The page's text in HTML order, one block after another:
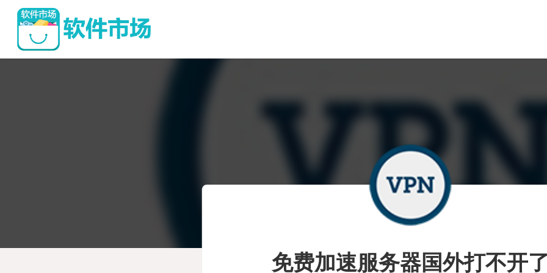
免费加速服务器国外打不开